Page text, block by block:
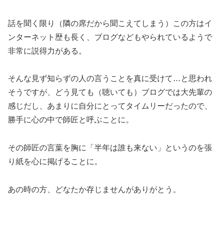
話を聞く限り（隣の席だから聞こえてしまう）この方はイ
ンターネット歴も長く、ブログなどもやられているようで
非常に説得力がある。
そんな見ず知らずの人の言うことを真に受けて…と思われ
そうですが、どう見ても（聴いても）ブログでは大先輩の
感じだし、あまりに自分にとってタイムリーだったので、
勝手に心の中で師匠と呼ぶことに。
その師匠の言葉を胸に「半年は誰も来ない」というのを張
り紙を心に掲げることに。
あの時の方、どなたか存じませんがありがとう。